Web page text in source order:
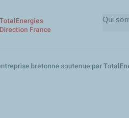
TotalEnergies
Direction France
Qui
bretonne soutenue par